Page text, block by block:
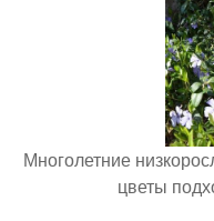
Многолетние
цветы